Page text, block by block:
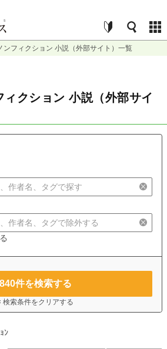
ンフィクション 小説（外部サイト）一覧
ィクション 小説（外部サイ
840件を検索する
検索条件をクリアする
ﾝ